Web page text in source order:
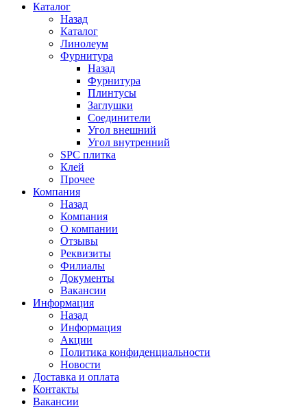
Каталог
Назад
Каталог
Линолеум
Фурнитура
Назад
Фурнитура
Плинтусы
Заглушки
Соединители
Угол внешний
Угол внутренний
SPC плитка
Клей
Прочее
Компания
Назад
Компания
О компании
Отзывы
Реквизиты
Филиалы
Документы
Вакансии
Информация
Назад
Информация
Акции
Политика конфиденциальности
Новости
Доставка и оплата
Контакты
Вакансии